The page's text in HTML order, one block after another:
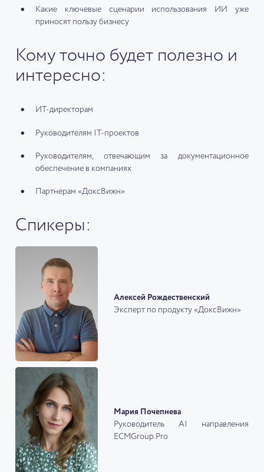
Какие ключевые сценарии использования ИИ уже
приносят пользу бизнесу
Кому точно будет полезно и
интересно:
ИТ-директорам
Руководителям IT-проектов
Руководителям, отвечающим за документационное
обеспечение в компаниях
Партнёрам «ДоксВижн»
Спикеры:
Алексей Рождественский
Эксперт по продукту «ДоксВижн»
Мария Почепнева
Руководитель AI направления
ECMGroup.Pro